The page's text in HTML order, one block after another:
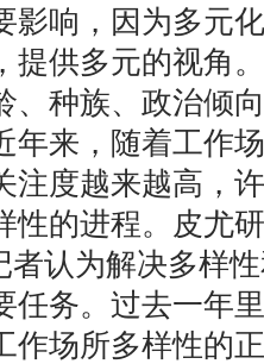
影响，因为多元
提供多元的视角
、种族、政治倾
年来，随着工作
注度越来越高，
性的进程。皮尤
者认为解决多样
任务。过去一年
作场所多样性的